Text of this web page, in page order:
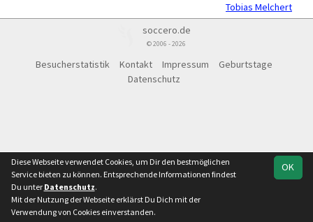
Tobias Melchert
soccero.de
© 2006 - 2026
Besucherstatistik Kontakt Impressum
Geburtstage
Datenschutz
OK
Diese Webseite verwendet Cookies, um Dir den bestmöglichen
Service bieten zu können. Entsprechende Informationen findest
Du unter Datenschutz.
Mit der Nutzung der Webseite erklärst Du Dich mit der
Verwendung von Cookies einverstanden.